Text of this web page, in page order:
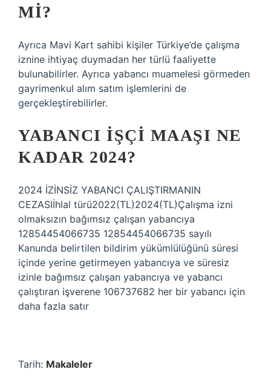
MI?
Ayrıca Mavi Kart sahibi kişiler Türkiye’de çalışma
iznine ihtiyaç duymadan her türlü faaliyette
bulunabilirler. Ayrıca yabancı muamelesi görmeden
gayrimenkul alım satım işlemlerini de
gerçekleştirebilirler.
YABANCI IŞÇI MAAŞI NE
KADAR 2024?
2024 İZİNSİZ YABANCI ÇALIŞTIRMANIN
CEZASIİhlal türü2022(TL)2024(TL)Çalışma izni
olmaksızın bağımsız çalışan yabancıya
12854454066735 12854454066735 sayılı
Kanunda belirtilen bildirim yükümlülüğünü süresi
içinde yerine getirmeyen yabancıya ve süresiz
izinle bağımsız çalışan yabancıya ve yabancı
çalıştıran işverene 106737682 her bir yabancı için
daha fazla satır
Tarih: Makaleler